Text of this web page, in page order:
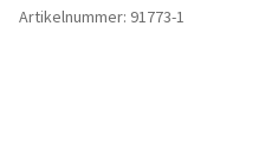
Artikelnummer: 91773-1